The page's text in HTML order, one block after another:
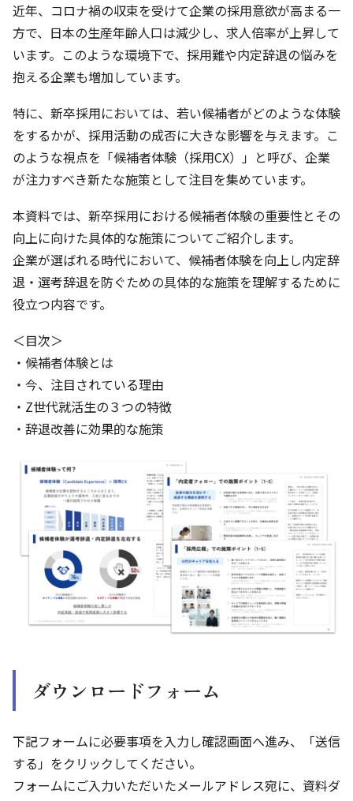
ン
ロ
ー
ド
フ
ォ
ー
ム
近年、コロナ禍の収束を受けて企業の採用意欲が高まる一
方で、日本の生産年齢人口は減少し、求人倍率が上昇して
います。このような環境下で、採用難や内定辞退の悩みを
抱える企業も増加しています。
特に、新卒採用においては、若い候補者がどのような体験
をするかが、採用活動の成否に大きな影響を与えます。こ
のような視点を「候補者体験（採用CX）」と呼び、企業
が注力すべき新たな施策として注目を集めています。
本資料では、新卒採用における候補者体験の重要性とその
向上に向けた具体的な施策についてご紹介します。
企業が選ばれる時代において、候補者体験を向上し内定辞
退・選考辞退を防ぐための具体的な施策を理解するために
役立つ内容です。
＜目次＞
・候補者体験とは
・今、注目されている理由
・Z世代就活生の３つの特徴
・辞退改善に効果的な施策
ダウンロードフォーム
下記フォームに必要事項を入力し確認画面へ進み、「送信
する」をクリックしてください。
フォームにご入力いただいたメールアドレス宛に、資料ダ